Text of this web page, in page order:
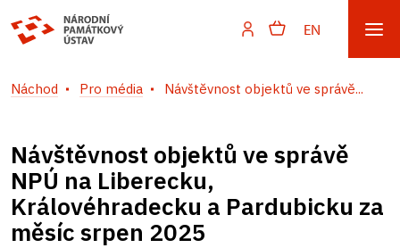
EN
Náchod Pro média Návštěvnost objektů ve správě...
Návštěvnost objektů ve správě
NPÚ na Liberecku,
Královéhradecku a Pardubicku za
měsíc srpen 2025